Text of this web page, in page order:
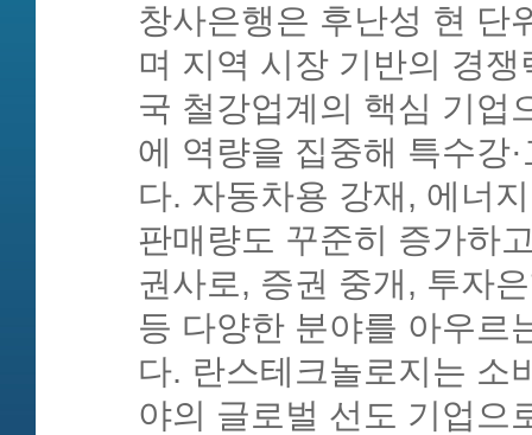
창사은행은 후난성 현 단
며 지역 시장 기반의 경
국 철강업계의 핵심 기업
에 역량을 집중해 특수강
다. 자동차용 강재, 에너
판매량도 꾸준히 증가하
권사로, 증권 중개, 투자
등 다양한 분야를 아우르
다. 란스테크놀로지는 소
야의 글로벌 선도 기업으